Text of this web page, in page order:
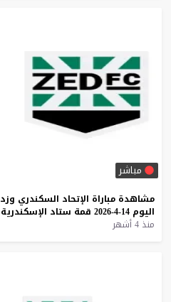
مباشر
مشاهدة مباراة الإتحاد السكندري وزد
اليوم 14-4-2026 قمة ستاد الإسكندرية
منذ 4 أشهر